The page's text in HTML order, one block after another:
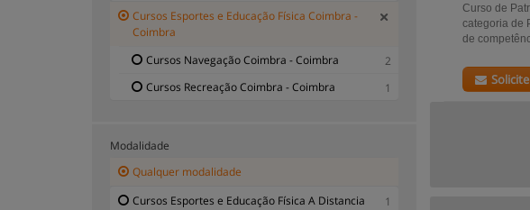
Curso de
categoria de
de
Cursos Esportes e Educação Física Coimbra -
Coimbra
Cursos Navegação Coimbra - Coimbra
2
Cursos Recreação Coimbra - Coimbra
1
Modalidade
Qualquer modalidade
Cursos Esportes e Educação Física A Distancia
1